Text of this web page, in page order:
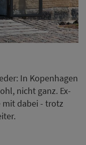
In Kopenhagen
nicht ganz. Ex-
mit dabei - trotz